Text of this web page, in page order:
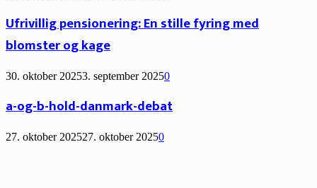
Ufrivillig pensionering: En stille fyring med
blomster og kage
30. oktober 20253. september 20250
a-og-b-hold-danmark-debat
27. oktober 202527. oktober 20250